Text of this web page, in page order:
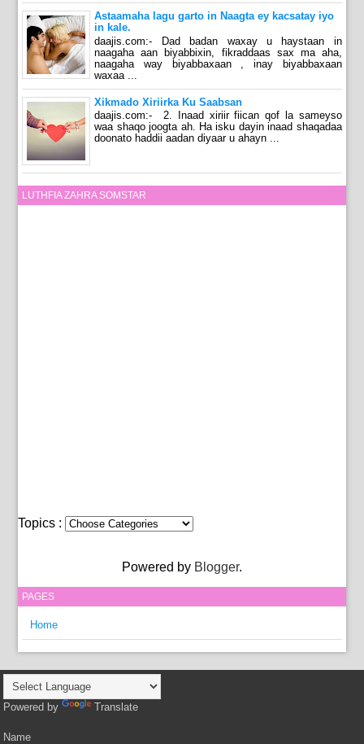
Astaamaha lagu garto in Naagta ey kacsatay iyo
in kale.
daajis.com:- Dad badan waxay u haystaan in
naagaha aan biyabbixin, fikraddaas sax ma aha,
naagaha way biyabbaxaan , inay biyabbaxaan
waxaa ...
Xikmado Xiriirka Ku Saabsan
daajis.com:- 2. Inaad xiriir fiican qof la sameyso
waa shaqo joogta ah. Ha isku dayin inaad shaqadaa
doonato haddii aadan diyaar u ahayn ...
LUTHFIA ZAHRA SOMSTAR
Topics :
Powered by Blogger.
PAGES
Home
Powered by Translate
Name